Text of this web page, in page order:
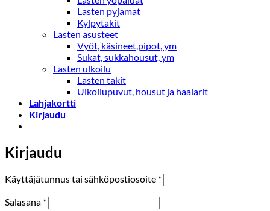
Lasten pyjamat
Kylpytakit
Lasten asusteet
Vyöt, käsineet,pipot, ym
Sukat, sukkahousut, ym
Lasten ulkoilu
Lasten takit
Ulkoilupuvut, housut ja haalarit
Lahjakortti
Kirjaudu
Kirjaudu
Käyttäjätunnus tai sähköpostiosoite *Vaaditaan
Salasana *Vaaditaan